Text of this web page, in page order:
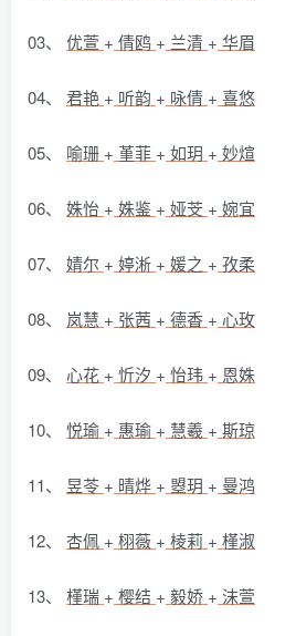
03、 优萱 + 倩鸥 + 兰清 + 华眉
04、 君艳 + 听韵 + 咏倩 + 喜悠
05、 喻珊 + 堇菲 + 如玥 + 妙煊
06、 姝怡 + 姝鉴 + 娅芠 + 婉宜
07、 婧尔 + 婷淅 + 媛之 + 孜柔
08、 岚慧 + 张茜 + 德香 + 心玫
09、 心花 + 忻汐 + 怡玮 + 恩姝
10、 悦瑜 + 惠瑜 + 慧羲 + 斯琼
11、 昱苓 + 晴烨 + 曌玥 + 曼鸿
12、 杏佩 + 栩薇 + 棱莉 + 槿淑
13、 槿瑞 + 樱结 + 毅娇 + 沫萱